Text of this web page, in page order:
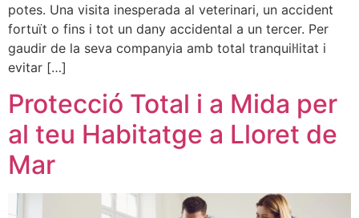
potes. Una visita inesperada al veterinari, un accident
fortuït o fins i tot un dany accidental a un tercer. Per
gaudir de la seva companyia amb total tranquil·litat i
evitar […]
Protecció Total i a Mida per
al teu Habitatge a Lloret de
Mar